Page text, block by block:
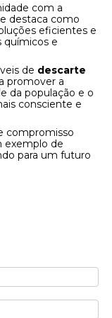
com a
destaca como
eficientes e
químicos e
de descarte
promover a
da população e o
consciente e
compromisso
exemplo de
para um futuro